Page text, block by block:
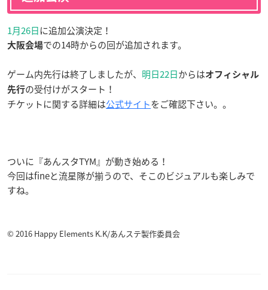
1月26日に追加公演決定！
大阪会場での14時からの回が追加されます。
ゲーム内先行は終了しましたが、 明日22日からはオフィシャル
先行の受付けがスタート！
チケットに関する詳細は公式サイトをご確認下さい。。
ついに『あんスタTYM』が動き始める！
今回はfineと流星隊が揃うので、そこのビジュアルも楽しみで
すね。
© 2016 Happy Elements K.K/あんステ製作委員会